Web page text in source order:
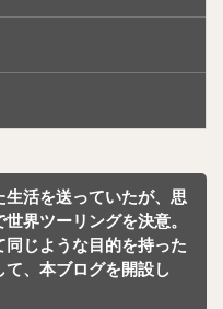
活を送っていたが、思
界ツーリングを決意。
じような目的を持った
て、本ブログを開設し